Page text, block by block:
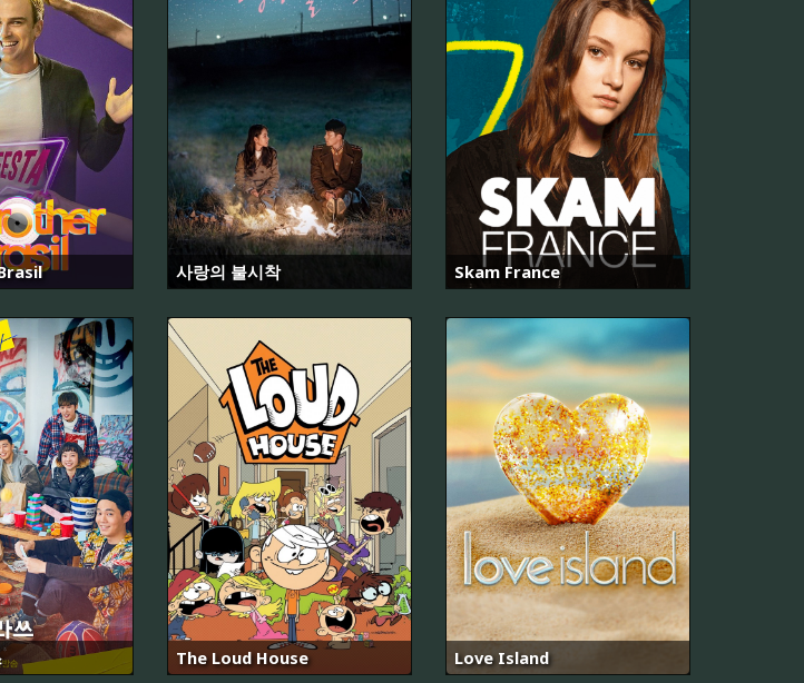
사랑의 불시착 Skam France
The Loud House Love Island